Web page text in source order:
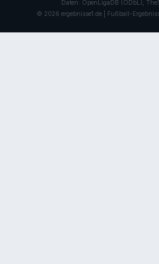
Daten: OpenLigaDB (ODbL),
© 2026 ergebnisse1.de | Fußball-